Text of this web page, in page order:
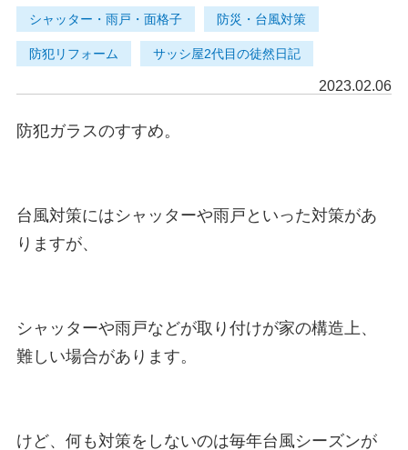
シャッター・雨戸・面格子 防災・台風対策
防犯リフォーム サッシ屋2代目の徒然日記
2023.02.06
防犯ガラスのすすめ。
台風対策にはシャッターや雨戸といった対策があ
りますが、
シャッターや雨戸などが取り付けが家の構造上、
難しい場合があります。
けど、何も対策をしないのは毎年台風シーズンが